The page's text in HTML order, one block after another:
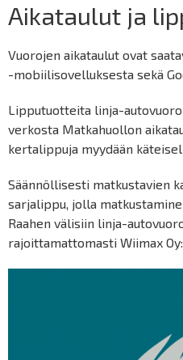
Aikataulut ja
Vuorojen aikataulut ovat
-mobiilisovelluksesta sekä
Lipputuotteita linja-
verkosta Matkahuollon
kertalippuja myydään
Säännöllisesti matkustavien
sarjalippu, jolla
Raahen välisiin linja-
rajoittamattomasti Wiimax